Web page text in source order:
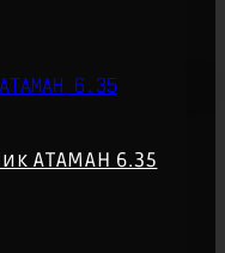
АТАМАН 6.35